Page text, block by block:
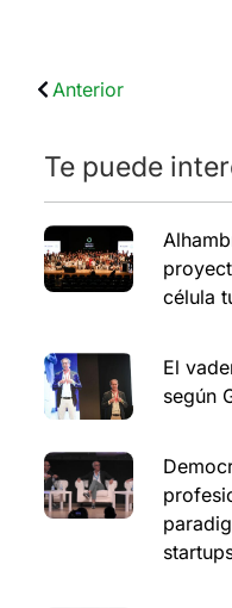
Anterior
Te puede
célula
El
según